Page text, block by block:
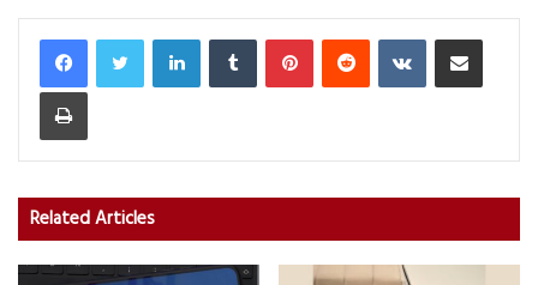
LinkedInTumblr PinterestReddit VKontakteShare via Email
Print
Related Articles